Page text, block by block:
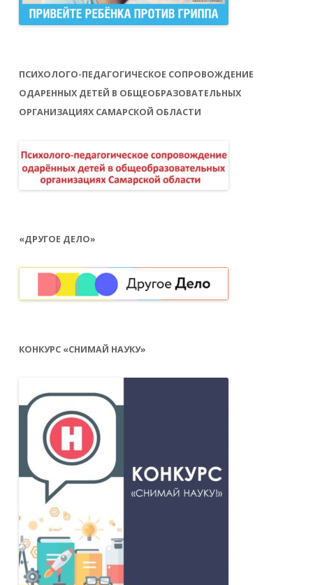
ПСИХОЛОГО-ПЕДАГОГИЧЕСКОЕ СОПРОВОЖДЕНИЕ
ОДАРЕННЫХ ДЕТЕЙ В ОБЩЕОБРАЗОВАТЕЛЬНЫХ
ОРГАНИЗАЦИЯХ САМАРСКОЙ ОБЛАСТИ
«ДРУГОЕ ДЕЛО»
КОНКУРС «СНИМАЙ НАУКУ»